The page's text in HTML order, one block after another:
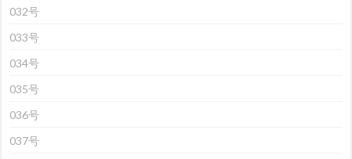
032号
033号
034号
035号
036号
037号